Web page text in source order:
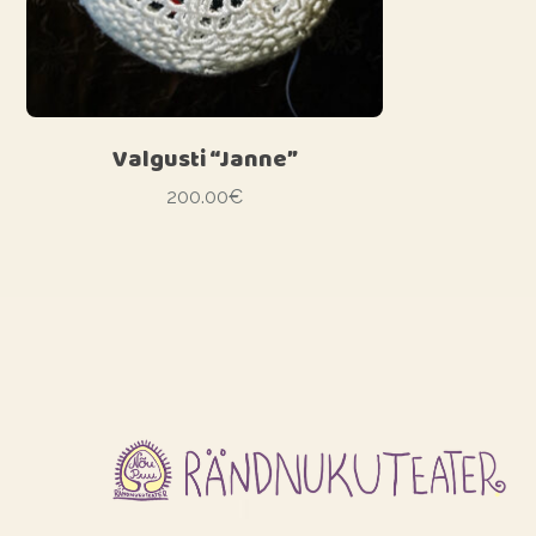
Valgusti “Janne”
200.00€